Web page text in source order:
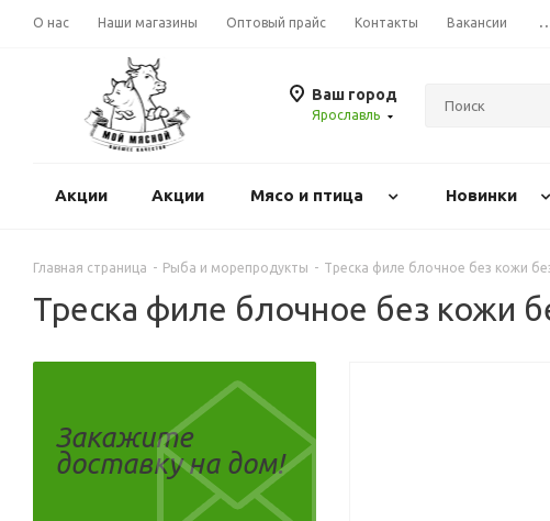
О нас Наши магазины Оптовый прайс Контакты Вакансии
Ваш город
Ярославль
Акции Акции Mясо и птица Новинки
Главная страница - Рыба и морепродукты - Треска филе блочное без кожи
Треска филе блочное без кожи
Закажите
доставку на дом!